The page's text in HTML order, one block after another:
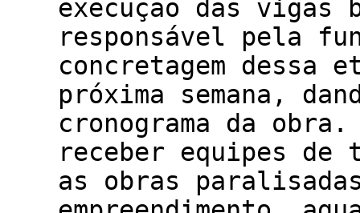
execução das vigas
responsável pela
concretagem dessa
próxima semana,
cronograma da
receber equipes de
as obras